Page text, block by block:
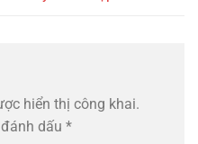
hiển thị công khai.
dấu *